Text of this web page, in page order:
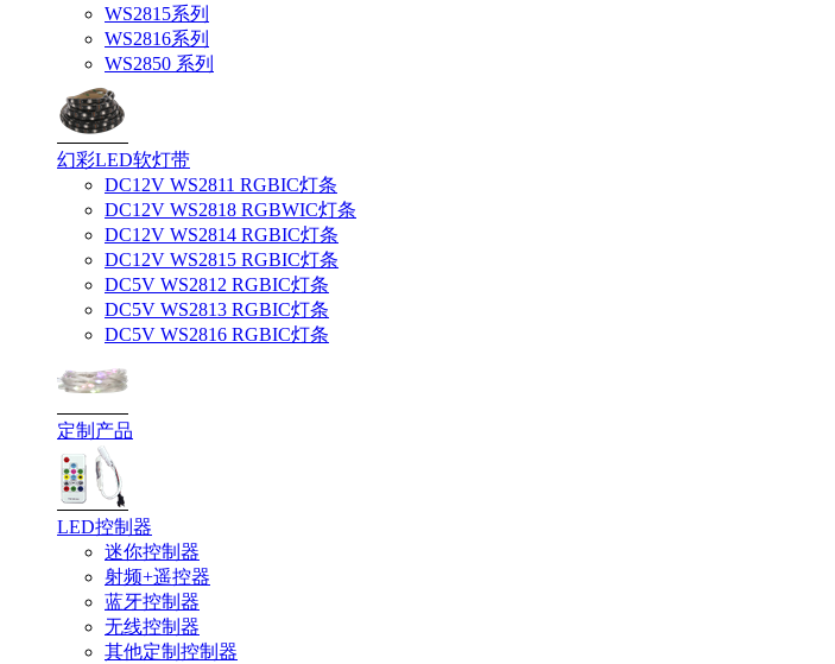
WS2815系列
WS2816系列
WS2850 系列
幻彩LED软灯带
DC12V WS2811 RGBIC灯条
DC12V WS2818 RGBWIC灯条
DC12V WS2814 RGBIC灯条
DC12V WS2815 RGBIC灯条
DC5V WS2812 RGBIC灯条
DC5V WS2813 RGBIC灯条
DC5V WS2816 RGBIC灯条
定制产品
LED控制器
迷你控制器
射频+遥控器
蓝牙控制器
无线控制器
其他定制控制器